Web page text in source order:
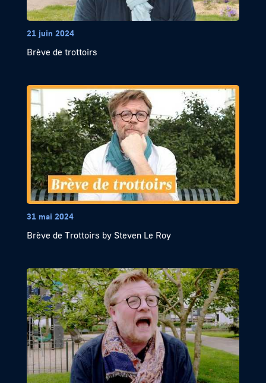
21 juin 2024
Brève de trottoirs
31 mai 2024
Brève de Trottoirs by Steven Le Roy